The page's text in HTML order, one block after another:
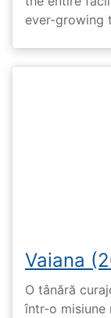
ever-growing
Vaiana
O tânără
într-o misiune